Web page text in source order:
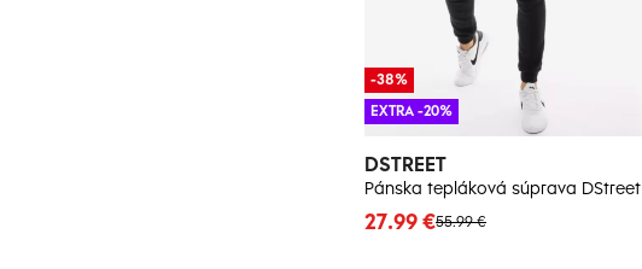
DSTREET
Pánska tepláková súprava DStreet
55.99 €
27.99 €
-38%
EXTRA -20%